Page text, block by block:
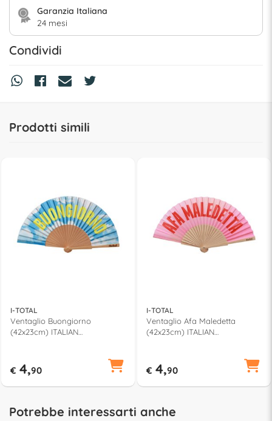
Garanzia Italiana
24 mesi
Condividi
Prodotti simili
I-TOTAL
Ventaglio Buongiorno
(42x23cm) ITALIAN
€ 4,90
I-TOTAL
Ventaglio Afa Maledetta
(42x23cm) ITALIAN
€ 4,90
Potrebbe interessarti anche